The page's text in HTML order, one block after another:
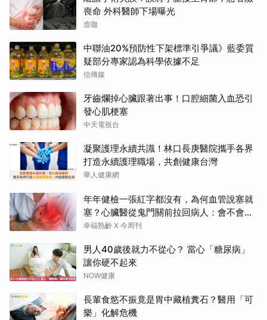
喪命 外科醫師下場曝光
造咖
中聯油20%預防性下架標準引爭議》藍委質
疑部分專家認為科學依據不足
信傳媒
牙齒爛掉心臟跟著出事！口腔細菌入血恐引
發心肌梗塞
中天電視台
凝聚護理永續共識！林口長庚醫院攜手各界
打造永續護理職場，共創健康台灣
華人健康網
年年健檢一張紅字都沒有，為何血管說塞就
塞？心臟醫從鬼門關前拉回病人：會不會心
梗要看對數字
幸福熟齡 X 今周刊
男人40歲後就力不從心？ 當心「糖尿病」
讓你硬不起來
NOW健康
長輩食慾不振竟是胃中藏植糞石？醫用「可
樂」化解危機